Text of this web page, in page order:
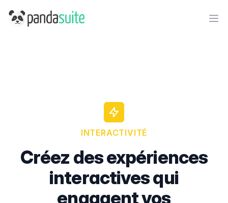
PandaSuite
INTERACTIVITÉ
Créez des expériences
interactives qui
engagent vos